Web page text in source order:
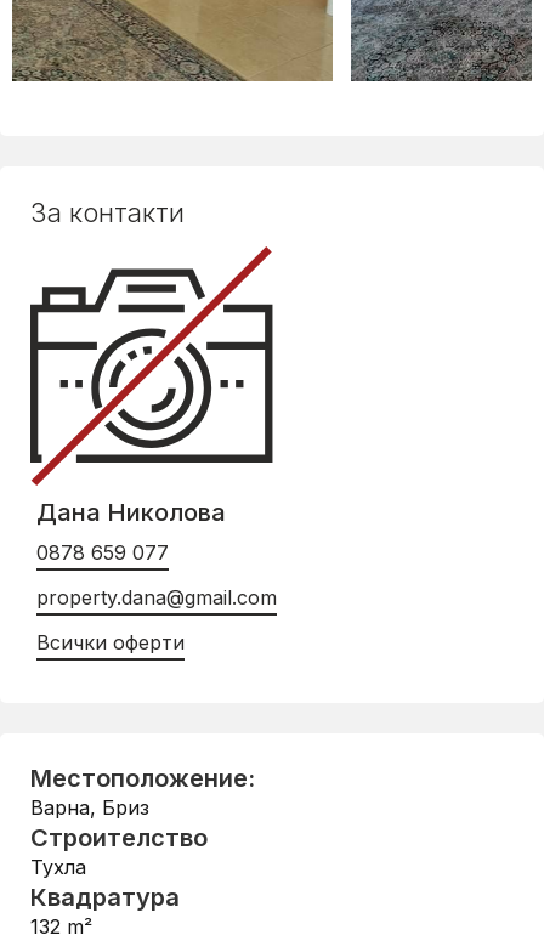
За контакти
Дана Николова
0878 659 077
property.dana@gmail.com
Всички оферти
Местоположение:
Варна, Бриз
Строителство
Тухла
Квадратура
132 m²